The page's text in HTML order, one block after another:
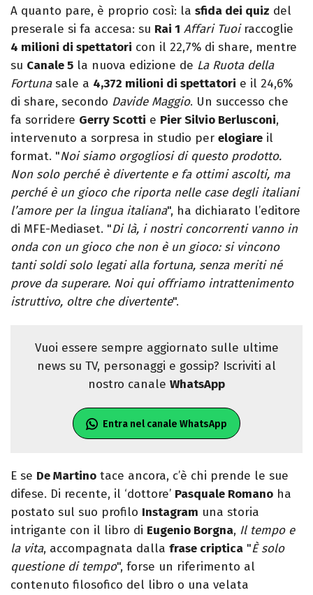
A quanto pare, è proprio così: la sfida dei quiz del
preserale si fa accesa: su Rai 1 Affari Tuoiraccoglie
4 milioni di spettatori con il 22,7% di share, mentre
su Canale 5 la nuova edizione de La Ruota della
Fortunasale a 4,372 milioni di spettatori e il 24,6%
di share, secondo Davide Maggio. Un successo che
fa sorridere Gerry Scotti e Pier Silvio Berlusconi,
intervenuto a sorpresa in studio per elogiare il
format. "Noi siamo orgogliosi di questo prodotto.
Non solo perché è divertente e fa ottimi ascolti, ma
perché è un gioco che riporta nelle case degli italiani
l’amore per la lingua italiana", ha dichiarato l’editore
di MFE-Mediaset. "Di là, i nostri concorrenti vanno in
onda con un gioco che non è un gioco: si vincono
tanti soldi solo legati alla fortuna, senza meriti né
prove da superare. Noi qui offriamo intrattenimento
istruttivo, oltre che divertente".
Vuoi essere sempre aggiornato sulle ultime
news su TV, personaggi e gossip? Iscriviti al
nostro canale WhatsApp
Entra nel canale WhatsApp
E se De Martino tace ancora, c’è chi prende le sue
difese. Di recente, il ‘dottore’ Pasquale Romano ha
postato sul suo profilo Instagram una storia
intrigante con il libro di Eugenio Borgna, Il tempo e
la vita, accompagnata dalla frase criptica "È solo
questione di tempo", forse un riferimento al
contenuto filosofico del libro o una velata